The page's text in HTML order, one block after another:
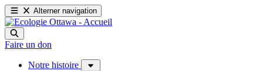
Alterner navigation
Faire un don
Notre histoire